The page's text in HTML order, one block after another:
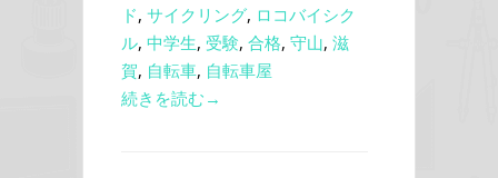
ド, サイクリング, ロコバイシク
ル, 中学生, 受験, 合格, 守山, 滋
賀, 自転車, 自転車屋
続きを読む→